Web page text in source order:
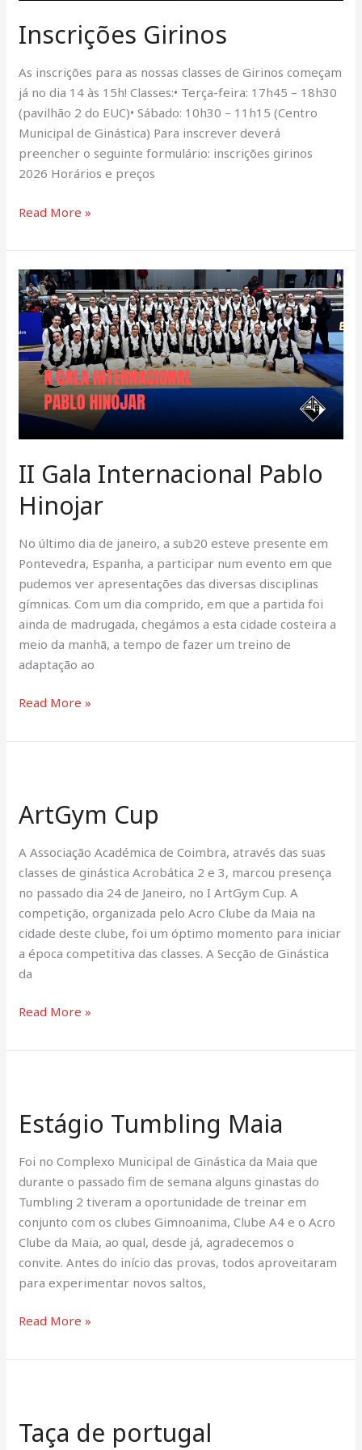
Inscrições Girinos
As inscrições para as nossas classes de Girinos começam
já no dia 14 às 15h! Classes:•⁠ ⁠Terça-feira: 17h45 – 18h30
(pavilhão 2 do EUC)•⁠ ⁠⁠Sábado: 10h30 – 11h15 (Centro
Municipal de Ginástica) Para inscrever deverá
preencher o seguinte formulário: inscrições girinos
2026 Horários e preços
Read More »
II Gala Internacional Pablo
Hinojar
No último dia de janeiro, a sub20 esteve presente em
Pontevedra, Espanha, a participar num evento em que
pudemos ver apresentações das diversas disciplinas
gímnicas. Com um dia comprido, em que a partida foi
ainda de madrugada, chegámos a esta cidade costeira a
meio da manhã, a tempo de fazer um treino de
adaptação ao
II
Gala
Internacional
Pablo
Hinojar
Read More »
ArtGym Cup
A Associação Académica de Coimbra, através das suas
classes de ginástica Acrobática 2 e 3, marcou presença
no passado dia 24 de Janeiro, no I ArtGym Cup. A
competição, organizada pelo Acro Clube da Maia na
cidade deste clube, foi um óptimo momento para iniciar
a época competitiva das classes. A Secção de Ginástica
da
Read More »
Estágio Tumbling Maia
Foi no Complexo Municipal de Ginástica da Maia que
durante o passado fim de semana alguns ginastas do
Tumbling 2 tiveram a oportunidade de treinar em
conjunto com os clubes Gimnoanima, Clube A4 e o Acro
Clube da Maia, ao qual, desde já, agradecemos o
convite. Antes do início das provas, todos aproveitaram
para experimentar novos saltos,
Maia
Read More »
Taça de portugal
portugal